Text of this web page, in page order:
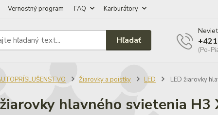
Vernostný program FAQ Karburátory
Hľadať
(Po-
Žiarovky a poistky LED LED žiarovky
hlavného svietenia H3